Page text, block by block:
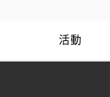
活動